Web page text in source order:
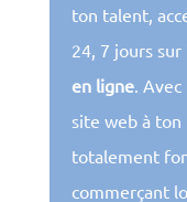
ton talent,
24, 7 jours sur
en ligne.
site web à
totalement
commerçant